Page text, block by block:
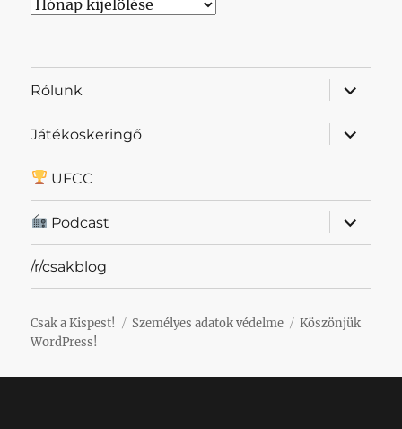
Archívum
Rólunk
almenü
Játékoskeringő
almenü
UFCC
Podcast
almenü
/r/csakblog
Csak a Kispest! Személyes adatok védelme
Köszönjük
WordPress!